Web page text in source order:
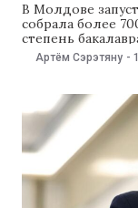
В Молдове
собрала более
степень
реального
были очень
экзаменах. Они
Артём Сэрэтяну -